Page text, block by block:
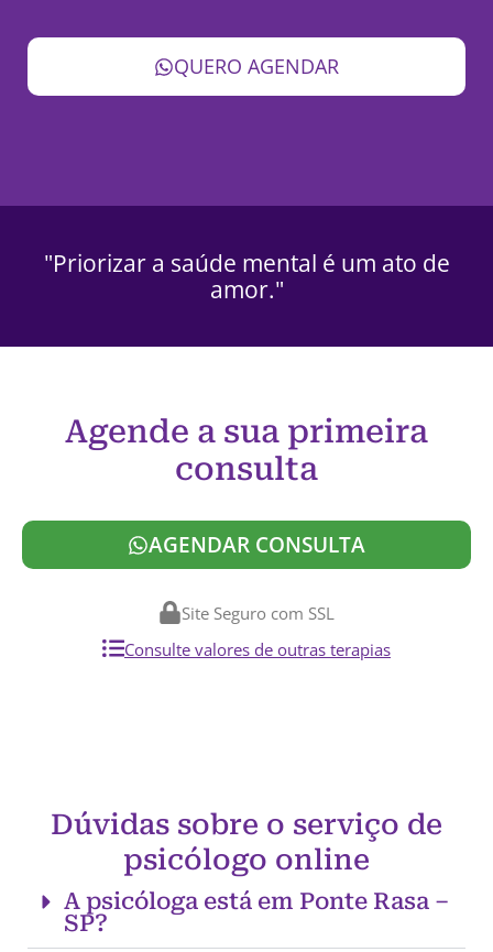
QUERO AGENDAR
"Priorizar a saúde mental é um ato de
amor."
Agende a sua primeira
consulta
AGENDAR CONSULTA
Site Seguro com SSL
Consulte valores de outras terapias
Dúvidas sobre o serviço de
psicólogo online
A psicóloga está em Ponte Rasa –
SP?